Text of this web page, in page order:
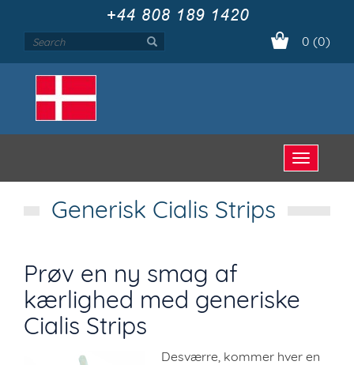
0 (0)
Open
menu
Generisk Cialis Strips
Prøv en ny smag af
kærlighed med generiske
Cialis Strips
Desværre, kommer hver en